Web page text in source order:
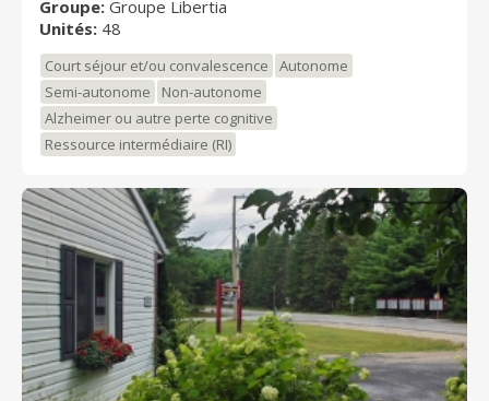
Groupe: Groupe Libertia
Unités: 48
Court séjour et/ou convalescence
Autonome
Semi-autonome
Non-autonome
Alzheimer ou autre perte cognitive
Ressource intermédiaire (RI)